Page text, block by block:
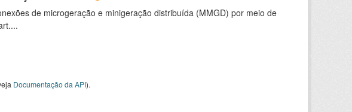
de microgeração e minigeração distribuída (MMGD) por meio de
Documentação da API).